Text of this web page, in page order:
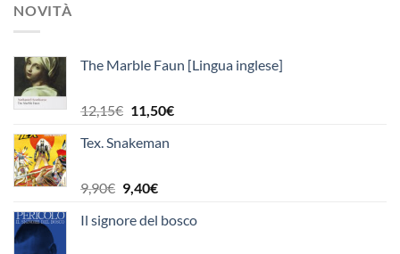
NOVITÀ
The Marble Faun [Lingua inglese]
12,15€ Il
originale
12,15€.
11,50€Il
Tex. Snakeman
9,90€ Il
originale
9,40€Il
attuale
Il signore del bosco